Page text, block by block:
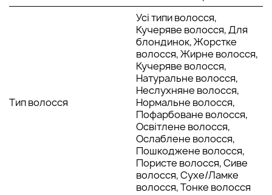
Тип волосся
Усі типи волосся,
Кучеряве волосся, Для
блондинок, Жорстке
волосся, Жирне волосся,
Кучеряве волосся,
Натуральне волосся,
Неслухняне волосся,
Нормальне волосся,
Пофарбоване волосся,
Освітлене волосся,
Ослаблене волосся,
Пошкоджене волосся,
Пористе волосся, Сиве
волосся, Сухе/Ламке
волосся, Тонке волосся